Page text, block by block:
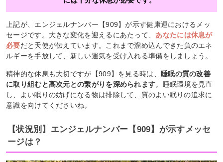
上記が、エンジェルナンバー【909】が示す健康運におけるメッ
セージです。大きな変化を迎えるにあたって、 あなたには休息が
必要だと天使が伝えています。これまで溜め込んできた負のエネ
ルギーを手放して、新しい運気を受け入れる準備をしましょう。
精神的な休息も大切ですが【909】を見る時は、
睡眠の質の改善
に取り組むと高次元との繋がりを深められます。睡眠環境を見直
し、よい眠りの妨げになる物は排除して、質のよい眠りの追求に
意識を向けてくださいね。
【状況別】エンジェルナンバー【909】が示すメッセ
ージは？